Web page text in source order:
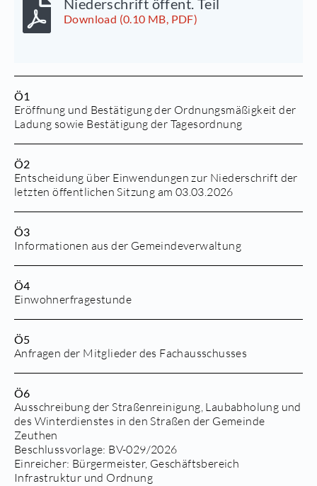
Niederschrift öffent. Teil
Download (0.10 MB, PDF)
Ö1
Eröffnung und Bestätigung der Ordnungsmäßigkeit der
Ladung sowie Bestätigung der Tagesordnung
Ö2
Entscheidung über Einwendungen zur Niederschrift der
letzten öffentlichen Sitzung am 03.03.2026
Ö3
Informationen aus der Gemeindeverwaltung
Ö4
Einwohnerfragestunde
Ö5
Anfragen der Mitglieder des Fachausschusses
Ö6
Ausschreibung der Straßenreinigung, Laubabholung und
des Winterdienstes in den Straßen der Gemeinde
Zeuthen
Beschlussvorlage: BV-029/2026
Einreicher: Bürgermeister, Geschäftsbereich
Infrastruktur und Ordnung